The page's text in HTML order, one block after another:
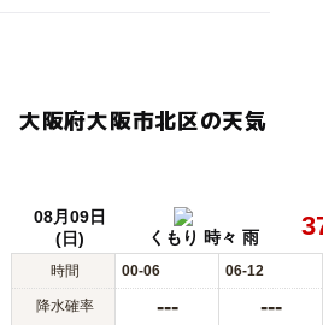
大阪府大阪市北区の天気
08月09日
(日)
くもり 時々 雨
時間 00-06 06-12
降水確率 --- ---